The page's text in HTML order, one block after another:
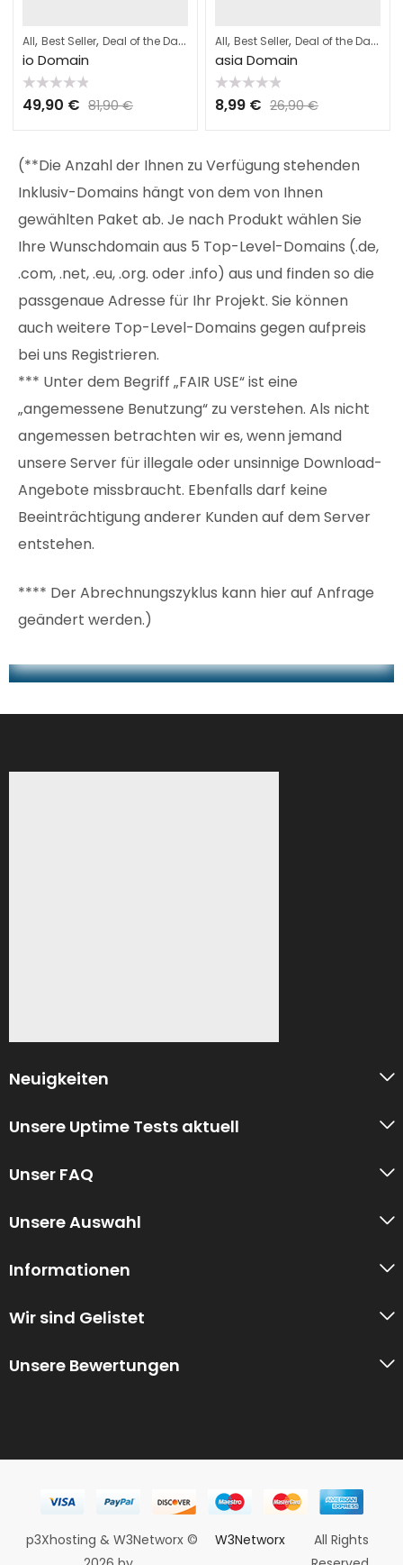
All, Best Seller, Deal of the Day , Domains,Webhosting
io Domain
Bewertet
mit
49,90 € 81,90€
All, Best Seller, Deal of the Day ,
asia Domain
Bewertet
mit
8,99 € 26,90€
(**Die Anzahl der Ihnen zu Verfügung stehenden
Inklusiv-Domains hängt von dem von Ihnen
gewählten Paket ab. Je nach Produkt wählen Sie
Ihre Wunschdomain aus 5 Top-Level-Domains (.de,
.com, .net, .eu, .org. oder .info) aus und finden so die
passgenaue Adresse für Ihr Projekt. Sie können
auch weitere Top-Level-Domains gegen aufpreis
bei uns Registrieren.
*** Unter dem Begriff „FAIR USE“ ist eine
„angemessene Benutzung“ zu verstehen. Als nicht
angemessen betrachten wir es, wenn jemand
unsere Server für illegale oder unsinnige Download-
Angebote missbraucht. Ebenfalls darf keine
Beeinträchtigung anderer Kunden auf dem Server
entstehen.
**** Der Abrechnungszyklus kann hier auf Anfrage
geändert werden.)
Neuigkeiten
Unsere Uptime Tests aktuell
Unser FAQ
Unsere Auswahl
Informationen
Wir sind Gelistet
Unsere Bewertungen
p3Xhosting & W3Networx ©
W3Networx
All Rights